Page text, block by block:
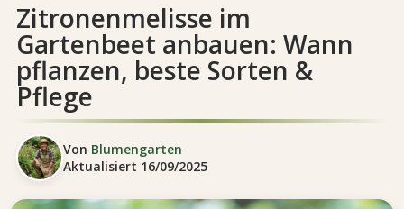
Zitronenmelisse im
Gartenbeet anbauen: Wann
pflanzen, beste Sorten &
Pflege
Von Blumengarten
Aktualisiert 16/09/2025